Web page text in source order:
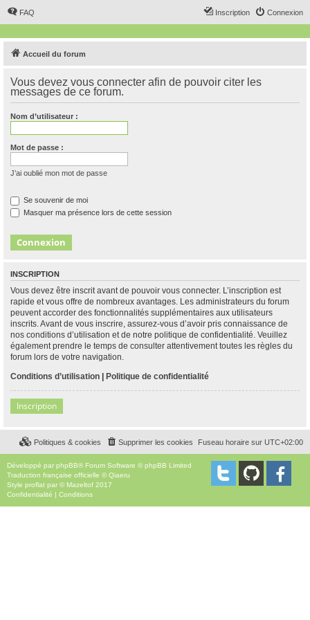
FAQ Connexion
Inscription
Accueil du forum
Vous devez vous connecter afin de pouvoir citer les
messages de ce forum.
Nom d’utilisateur :
Mot de passe :
J’ai oublié mon mot de passe
Se souvenir de moi
Masquer ma présence lors de cette session
INSCRIPTION
Vous devez être inscrit avant de pouvoir vous connecter. L’inscription est
rapide et vous offre de nombreux avantages. Les administrateurs du forum
peuvent accorder des fonctionnalités supplémentaires aux utilisateurs
inscrits. Avant de vous inscrire, assurez-vous d’avoir pris connaissance de
nos conditions d’utilisation et de notre politique de confidentialité. Veuillez
également prendre le temps de consulter attentivement toutes les règles du
forum lors de votre navigation.
Conditions d’utilisation | Politique de confidentialité
Inscription
Fuseau horaire sur UTC+02:00
Supprimer les cookies
Politiques & cookies
Développé par phpBB® Forum Software © phpBB Limited
Traduction française officielle ©Qiaeru
Style proflat par © Mazeltof 2017
Confidentialité | Conditions